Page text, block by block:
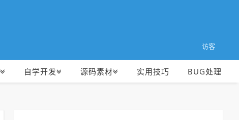
访客
自学开发 源码素材 实用技巧 BUG处理